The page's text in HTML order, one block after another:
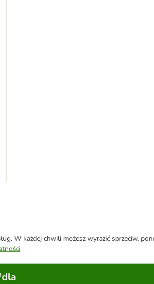
W każdej chwili możesz wyrazić sprzeciw,